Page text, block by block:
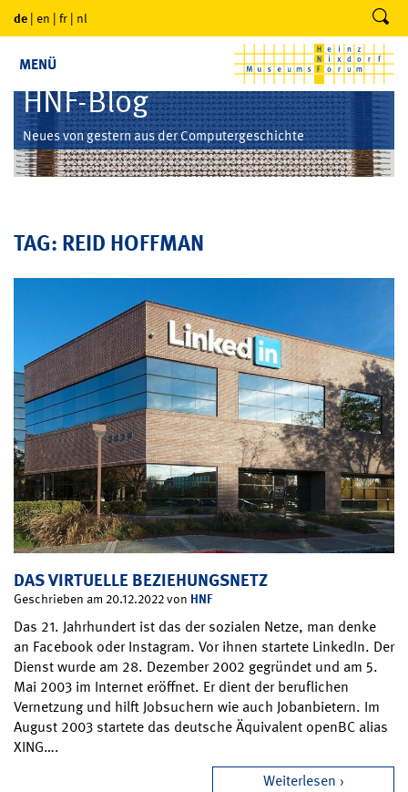
de | en | fr | nl
MENÜ
HNF-Blog
Neues von gestern aus der Computergeschichte
TAG: REID HOFFMAN
DAS VIRTUELLE BEZIEHUNGSNETZ
Geschrieben am 20.12.2022 von HNF
Das 21. Jahrhundert ist das der sozialen Netze, man denke
an Facebook oder Instagram. Vor ihnen startete LinkedIn. Der
Dienst wurde am 28. Dezember 2002 gegründet und am 5.
Mai 2003 im Internet eröffnet. Er dient der beruflichen
Vernetzung und hilft Jobsuchern wie auch Jobanbietern. Im
August 2003 startete das deutsche Äquivalent openBC alias
XING….
Weiterlesen